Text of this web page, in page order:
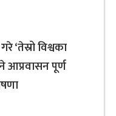
‘तेस्रो विश्वका
आप्रवासन पूर्ण